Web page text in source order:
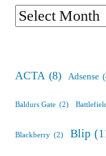
Archives
ACTA (8) Adsense
Baldurs Gate (2)
Blackberry (2) Blip